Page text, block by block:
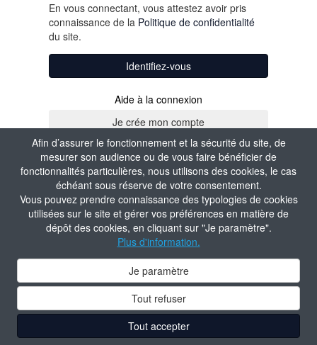
Afin d’assurer le fonctionnement et la sécurité du site, de
mesurer son audience ou de vous faire bénéficier de
fonctionnalités particulières, nous utilisons des cookies, le cas
échéant sous réserve de votre consentement.
Vous pouvez prendre connaissance des typologies de cookies
utilisées sur le site et gérer vos préférences en matière de
dépôt des cookies, en cliquant sur "Je paramètre".
Plus d'information.
Je paramètre
Tout refuser
Tout accepter
En vous connectant, vous attestez avoir pris
connaissance de la Politique de confidentialité
du site.
Identifiez-vous
Aide à la connexion